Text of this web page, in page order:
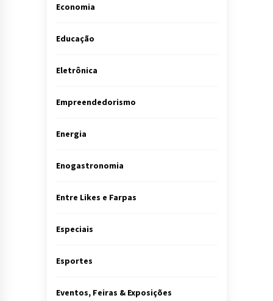
Economia
Educação
Eletrônica
Empreendedorismo
Energia
Enogastronomia
Entre Likes e Farpas
Especiais
Esportes
Eventos, Feiras & Exposições